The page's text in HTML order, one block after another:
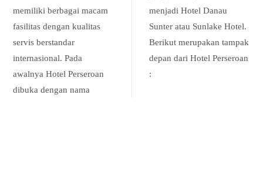
memiliki berbagai macam
fasilitas dengan kualitas
servis berstandar
internasional. Pada
awalnya Hotel Perseroan
dibuka dengan nama
menjadi Hotel Danau
Sunter atau Sunlake Hotel.
Berikut merupakan tampak
depan dari Hotel Perseroan
: